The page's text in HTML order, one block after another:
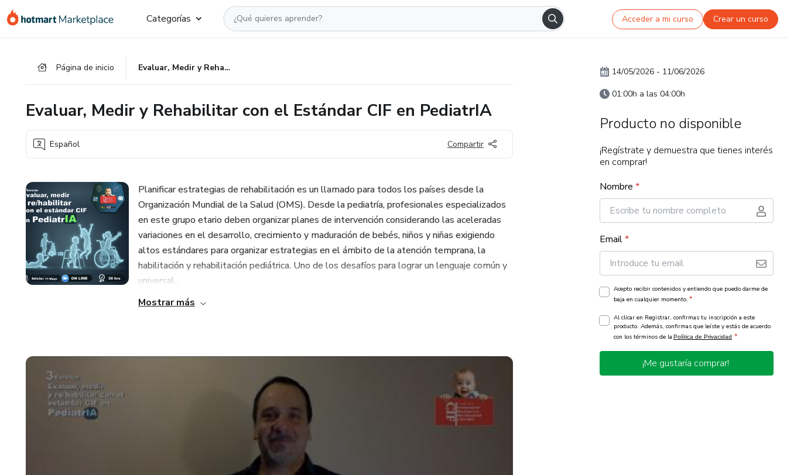
Categorías Acceder a mi curso Crear un curso
Página de inicio Evaluar, Medir y Rehabilitar con el Estándar CIF en PediatrIA
Evaluar, Medir y Rehabilitar con el Estándar CIF en PediatrIA
Español Compartir
Planificar estrategias de rehabilitación es un llamado para todos los países desde la
Organización Mundial de la Salud (OMS). Desde la pediatría, profesionales especializados
en este grupo etario deben organizar planes de intervención considerando las aceleradas
variaciones en el desarrollo, crecimiento y maduración de bebés, niños y niñas exigiendo
altos estándares para organizar estrategias en el ámbito de la atención temprana, la
habilitación y rehabilitación pediátrica. Uno de los desafíos para lograr un lenguaje común y
universal...
Mostrar más
14/05/2026 - 11/06/2026
01:00h a las 04:00h
Producto no disponible
¡Regístrate y demuestra que tienes interés
en comprar!
Nombre *
Email*
Acepto recibir contenidos y entiendo que puedo darme de
baja en cualquier momento. *
Al clicar en Registrar, confirmas tu inscripción a este
producto. Además, confirmas que leíste y estás de acuerdo
con los términos de la Política de Privacidad *
¡Me gustaría comprar!